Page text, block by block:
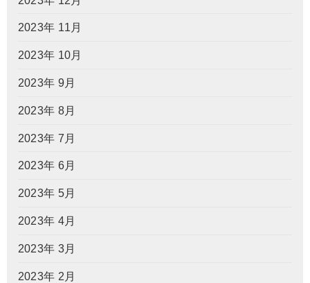
2023年 11月
2023年 10月
2023年 9月
2023年 8月
2023年 7月
2023年 6月
2023年 5月
2023年 4月
2023年 3月
2023年 2月